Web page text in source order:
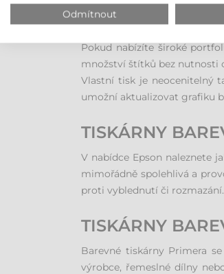
Výběr tiskárny závisí na
Pokud nabízíte široké
množství štítků bez nutnosti
Vlastní tisk je neocenitelný
umožní aktualizovat grafiku
TISKÁRNY
V nabídce Epson naleznete
mimořádně spolehlivá a
proti vyblednutí či
TISKÁRNY
Barevné tiskárny Primera
výrobce, řemeslné dílny
Odmítnout